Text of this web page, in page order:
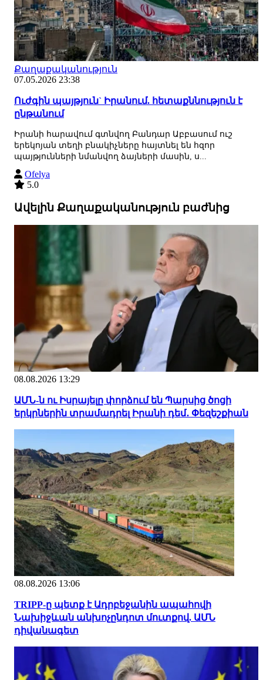
Քաղաքականություն
07.05.2026 23:38
Ուժգին պայթյուն` Իրանում. հետաքննություն է
ընթանում
Իրանի հարավում գտնվող Բանդար Աբբասում ուշ
երեկոյան տեղի բնակիչները հայտնել են հզոր
պայթյունների նմանվող ձայների մասին, ս...
Ofelya
5.0
Ավելին Քաղաքականություն բաժնից
08.08.2026 13:29
ԱՄՆ-ն ու Իսրայելը փորձում են Պարսից ծոցի
երկրներին տրամադրել Իրանի դեմ․ Փեզեշքիան
08.08.2026 13:06
TRIPP-ը պետք է Ադրբեջանին ապահովի
Նախիջևան անխոչընդոտ մուտքով. ԱՄՆ
դիվանագետ